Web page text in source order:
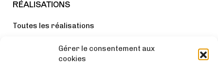
Gérer le consentement aux
cookies
RÉALISATIONS
Toutes les réalisations